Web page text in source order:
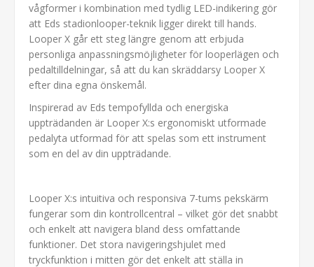
vågformer i kombination med tydlig LED-indikering gör
att Eds stadionlooper-teknik ligger direkt till hands.
Looper X går ett steg längre genom att erbjuda
personliga anpassningsmöjligheter för looperlägen och
pedaltilldelningar, så att du kan skräddarsy Looper X
efter dina egna önskemål.
Inspirerad av Eds tempofyllda och energiska
uppträdanden är Looper X:s ergonomiskt utformade
pedalyta utformad för att spelas som ett instrument
som en del av din uppträdande.
Looper X:s intuitiva och responsiva 7-tums pekskärm
fungerar som din kontrollcentral – vilket gör det snabbt
och enkelt att navigera bland dess omfattande
funktioner. Det stora navigeringshjulet med
tryckfunktion i mitten gör det enkelt att ställa in